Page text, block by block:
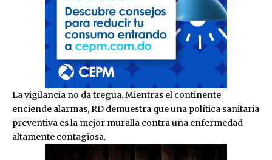
La vigilancia no da tregua. Mientras el continente
enciende alarmas, RD demuestra que una política sanitaria
preventiva es la mejor muralla contra una enfermedad
altamente contagiosa.